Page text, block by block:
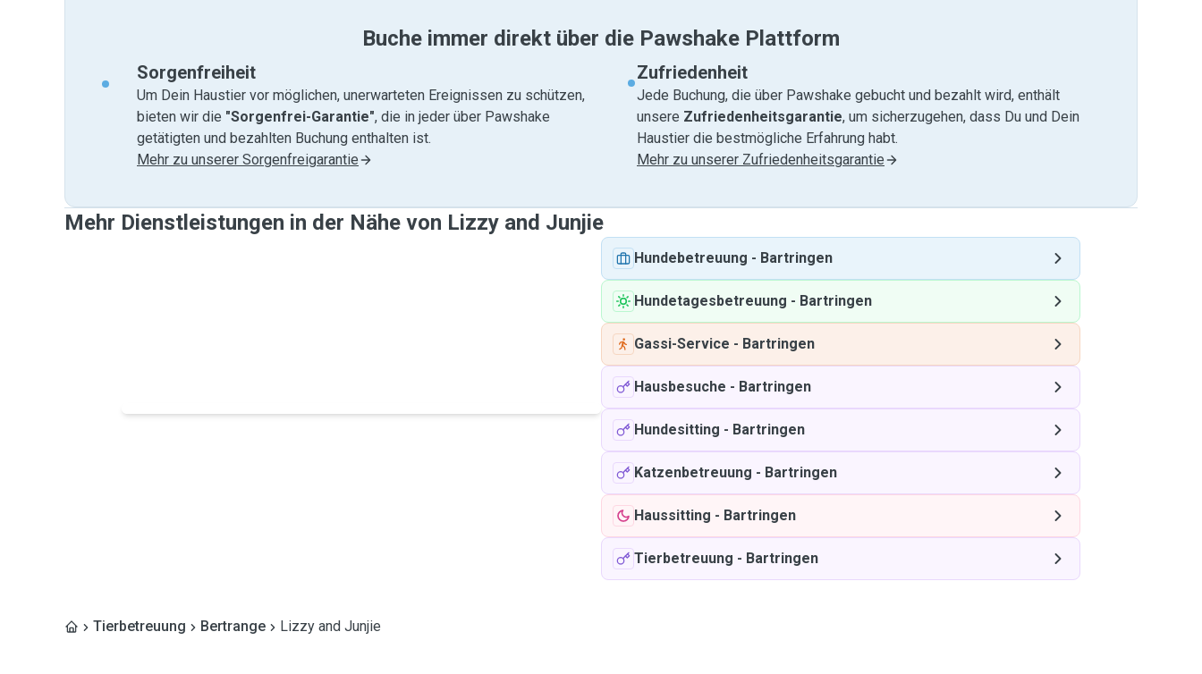
Buche immer direkt über die Pawshake Plattform
Sorgenfreiheit
Um Dein Haustier vor möglichen, unerwarteten Ereignissen zu schützen,
bieten wir die "Sorgenfrei-Garantie", die in jeder über Pawshake
getätigten und bezahlten Buchung enthalten ist.
Mehr zu unserer Sorgenfreigarantie
Zufriedenheit
Jede Buchung, die über Pawshake gebucht und bezahlt wird, enthält
unsere Zufriedenheitsgarantie, um sicherzugehen, dass Du und Dein
Haustier die bestmögliche Erfahrung habt.
Mehr zu unserer Zufriedenheitsgarantie
Mehr Dienstleistungen in der Nähe von Lizzy and Junjie
Hundebetreuung - Bartringen
Hundetagesbetreuung - Bartringen
Gassi-Service - Bartringen
Hausbesuche - Bartringen
Hundesitting - Bartringen
Katzenbetreuung - Bartringen
Haussitting - Bartringen
Tierbetreuung - Bartringen
Tierbetreuung Bertrange Lizzy and Junjie